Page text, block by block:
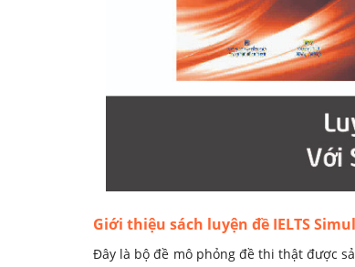
Giới thiệu sách luyện đề IELTS
Đây là bộ đề mô phỏng đề thi thật được